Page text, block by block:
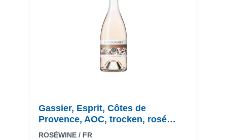
Gassier, Esprit, Côtes de
Provence, AOC, trocken, rosé
(Drehverschluss)
ROSÉWINE / FR